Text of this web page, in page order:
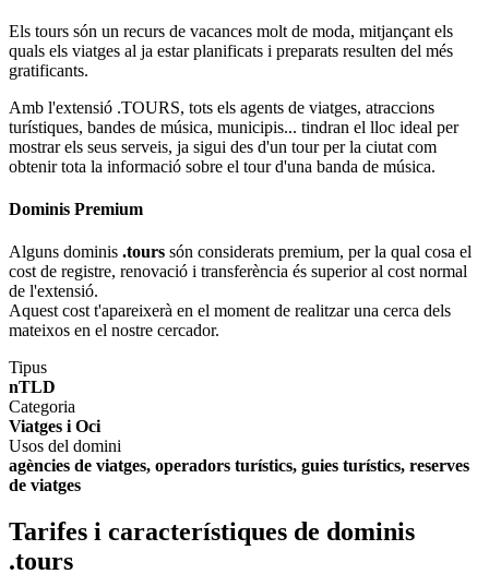
Els tours són un recurs de vacances molt de moda, mitjançant els
quals els viatges al ja estar planificats i preparats resulten del més
gratificants.
Amb l'extensió .TOURS, tots els agents de viatges, atraccions
turístiques, bandes de música, municipis... tindran el lloc ideal per
mostrar els seus serveis, ja sigui des d'un tour per la ciutat com
obtenir tota la informació sobre el tour d'una banda de música.
Dominis Premium
Alguns dominis .tours són considerats premium, per la qual cosa el
cost de registre, renovació i transferència és superior al cost normal
de l'extensió.
Aquest cost t'apareixerà en el moment de realitzar una cerca dels
mateixos en el nostre cercador.
Tipus
nTLD
Categoria
Viatges i Oci
Usos del domini
agències de viatges, operadors turístics, guies turístics, reserves
de viatges
Tarifes i característiques de dominis
.tours